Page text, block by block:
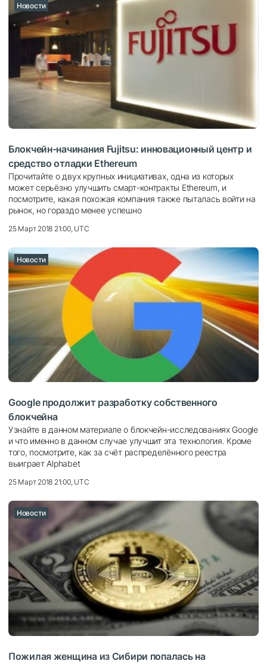
Новости
Блокчейн-начинания Fujitsu: инновационный центр и
средство отладки Ethereum
Прочитайте о двух крупных инициативах, одна из которых
может серьёзно улучшить смарт-контракты Ethereum, и
посмотрите, какая похожая компания также пыталась войти на
рынок, но гораздо менее успешно
25 Март 2018 21:00, UTC
Новости
Google продолжит разработку собственного
блокчейна
Узнайте в данном материале о блокчейн-исследованиях Google
и что именно в данном случае улучшит эта технология. Кроме
того, посмотрите, как за счёт распределённого реестра
выиграет Alphabet
25 Март 2018 21:00, UTC
Новости
Пожилая женщина из Сибири попалась на